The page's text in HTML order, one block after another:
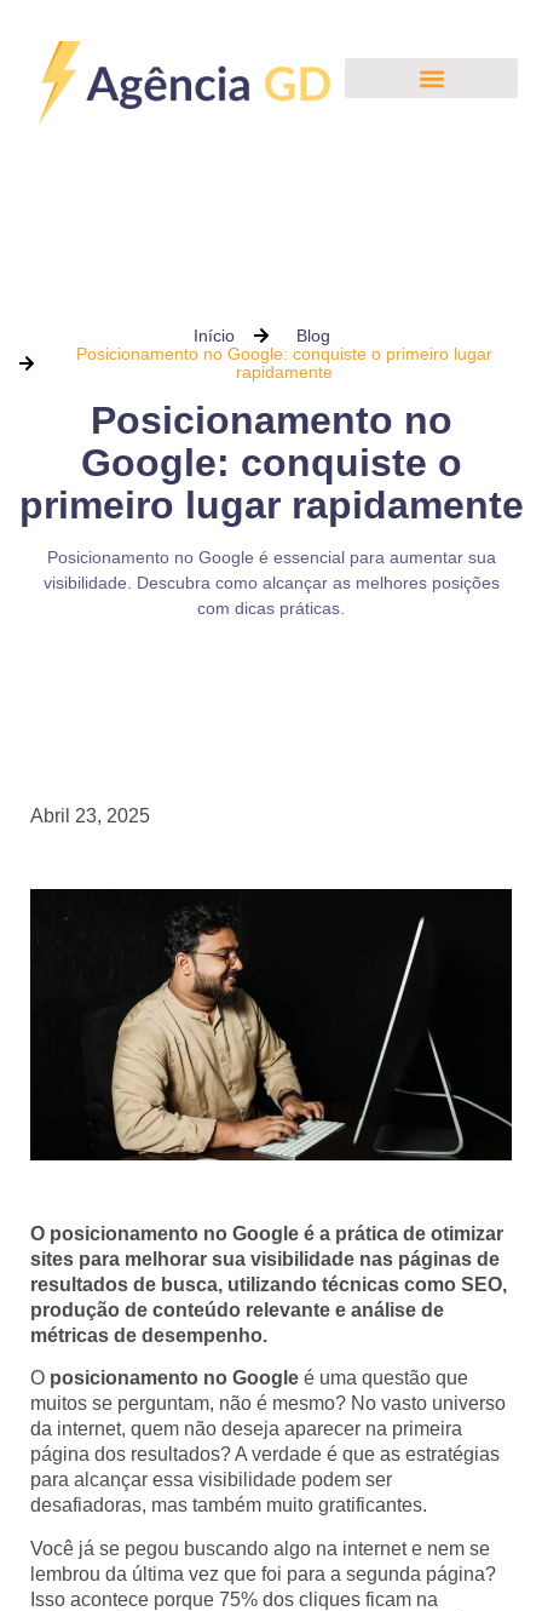
Início
Blog
Posicionamento no Google: conquiste o primeiro lugar
rapidamente
Posicionamento no
Google: conquiste o
primeiro lugar rapidamente
Posicionamento no Google é essencial para aumentar sua
visibilidade. Descubra como alcançar as melhores posições
com dicas práticas.
Abril 23, 2025
O posicionamento no Google é a prática de otimizar
sites para melhorar sua visibilidade nas páginas de
resultados de busca, utilizando técnicas como SEO,
produção de conteúdo relevante e análise de
métricas de desempenho.
O posicionamento no Google é uma questão que
muitos se perguntam, não é mesmo? No vasto universo
da internet, quem não deseja aparecer na primeira
página dos resultados? A verdade é que as estratégias
para alcançar essa visibilidade podem ser
desafiadoras, mas também muito gratificantes.
Você já se pegou buscando algo na internet e nem se
lembrou da última vez que foi para a segunda página?
Isso acontece porque 75% dos cliques ficam na